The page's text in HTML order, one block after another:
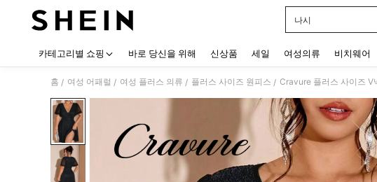
나시
카테고리별 쇼핑 바로 당신을 위해 신상품 세일 여성의류 비치웨어
홈 / 여성 어패럴 / 여성 플러스 의류 / 플러스 사이즈 원피스 /